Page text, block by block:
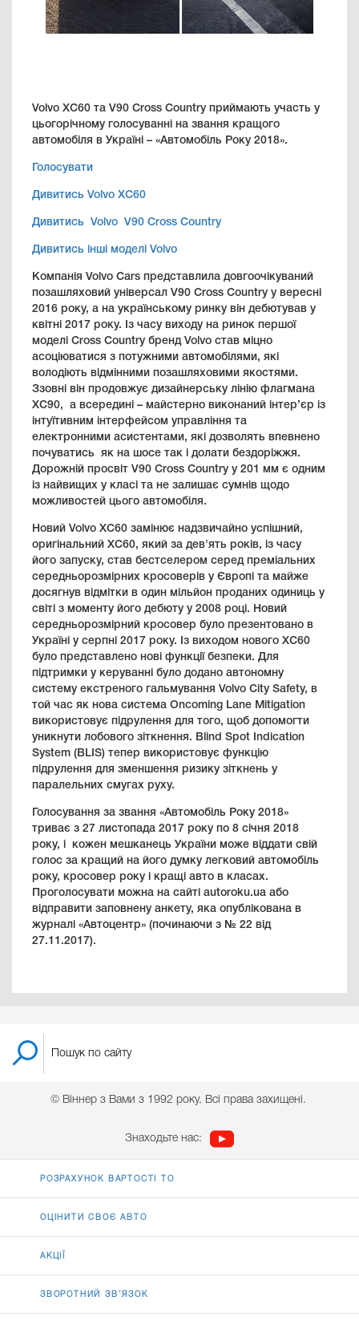
Volvo XC60 та V90 Cross Country приймають участь у
цьогорічному голосуванні на звання кращого
автомобіля в Україні – «Автомобіль Року 2018».
Голосувати
Дивитись Volvo XC60
Дивитись Volvo V90 Cross Country
Дивитись інші моделі Volvo
Компанія Volvo Cars представлила довгоочікуваний
позашляховий універсал V90 Cross Country у вересні
2016 року, а на українському ринку він дебютував у
квітні 2017 року. Із часу виходу на ринок першої
моделі Cross Country бренд Volvo став міцно
асоціюватися з потужними автомобілями, які
володіють відмінними позашляховими якостями.
Ззовні він продовжує дизайнерську лінію флагмана
ХС90, а всередині – майстерно виконаний інтер’єр із
інтуїтивним інтерфейсом управління та
електронними асистентами, які дозволять впевнено
почуватись як на шосе так і долати бездоріжжя.
Дорожній просвіт V90 Cross Country у 201 мм є одним
із найвищих у класі та не залишає сумнів щодо
можливостей цього автомобіля.
Новий Volvo XC60 замінює надзвичайно успішний,
оригінальний XC60, який за дев'ять років, із часу
його запуску, став бестселером серед преміальних
середньорозмірних кросоверів у Європі та майже
досягнув відмітки в один мільйон проданих одиниць у
світі з моменту його дебюту у 2008 році. Новий
середньорозмірний кросовер було презентовано в
Україні у серпні 2017 року. Із виходом нового XC60
було представлено нові функції безпеки. Для
підтримки у керуванні було додано автономну
систему екстреного гальмування Volvo City Safety, в
той час як нова система Oncoming Lane Mitigation
використовує підрулення для того, щоб допомогти
уникнути лобового зіткнення. Blind Spot Indication
System (BLIS) тепер використовує функцію
підрулення для зменшення ризику зіткнень у
паралельних смугах руху.
Голосування за звання «Автомобіль Року 2018»
триває з 27 листопада 2017 року по 8 січня 2018
року, і кожен мешканець України може віддати свій
голос за кращий на його думку легковий автомобіль
року, кросовер року і кращі авто в класах.
Проголосувати можна на сайті autoroku.ua або
відправити заповнену анкету, яка опублікована в
журналі «Автоцентр» (починаючи з № 22 від
27.11.2017).
© Віннер з Вами з 1992 року. Всі права захищені.
Знаходьте нас:
РОЗРАХУНОК ВАРТОСТІ ТО
ОЦІНИТИ СВОЄ АВТО
АКЦІЇ
ЗВОРОТНИЙ ЗВ’ЯЗОК